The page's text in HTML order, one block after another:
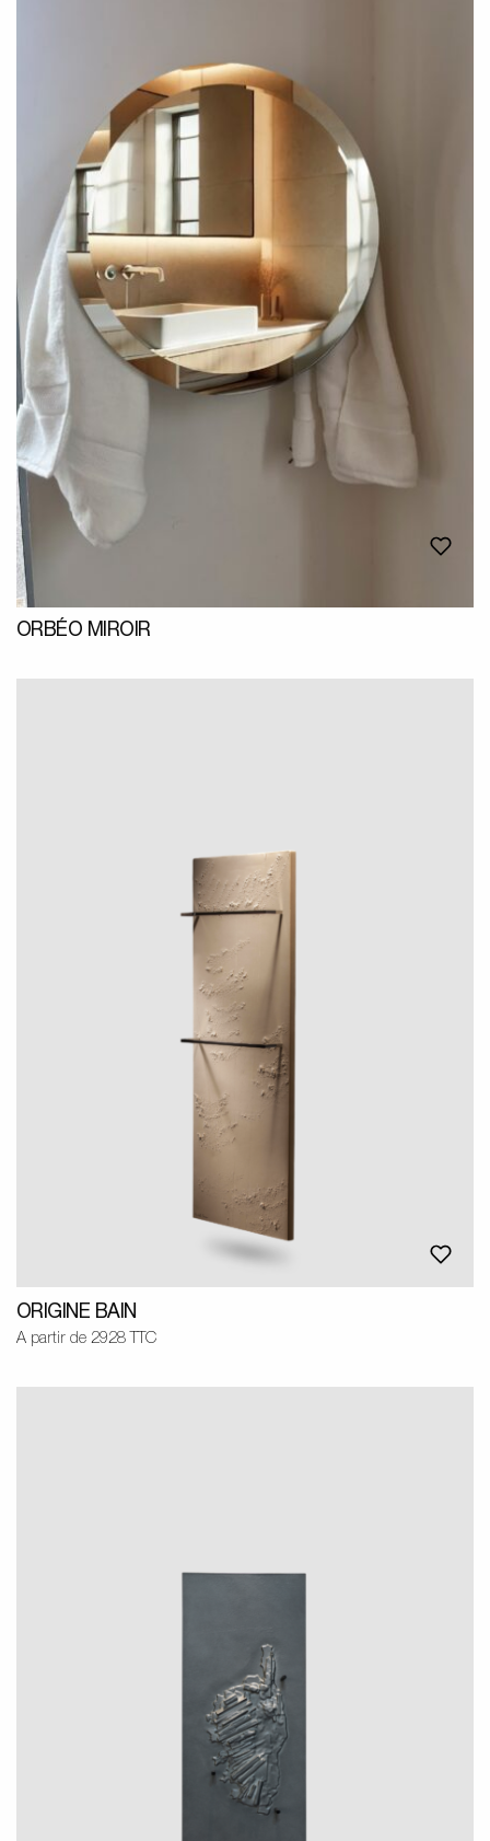
ORBÉO MIROIR
ORIGINE BAIN
A partir de 2928 TTC